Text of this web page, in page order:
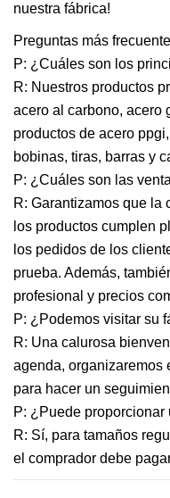
nuestra fábrica!
Preguntas más
P: ¿Cuáles son los
R: Nuestros productos
acero al carbono, acero
productos de acero
bobinas, tiras, barras y
P: ¿Cuáles son las
R: Garantizamos que la
los productos cumplen
los pedidos de los
prueba. Además,
profesional y precios
P: ¿Podemos visitar su
R: Una calurosa
agenda, organizaremos
para hacer un
P: ¿Puede proporcionar
R: Sí, para tamaños
el comprador debe